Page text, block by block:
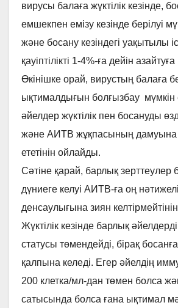
вирусы балаға жүктілік кезінде,
емшекпен емізу кезінде берілуі
және босану кезіндегі уақытылы
қауіптілікті 1-4%-ға дейін
Өкінішке орай, вирустың балаға
ықтималдығын болғызбау мүмкін
әйелдер жүктілік пен босануды
және АИТВ жұқпасының дамуына
ететінін ойлайды.
Сәтіне қарай, барлық зерттеулер
дүниеге келуі АИТВ-ға оң
денсаулығына зиян
Жүктілік кезінде барлық
статусы төмендейді, бірақ
қалпына келеді. Егер әйелдің
200 клетка/мл-дан төмен болса
сатысында болса ғана ықтимал